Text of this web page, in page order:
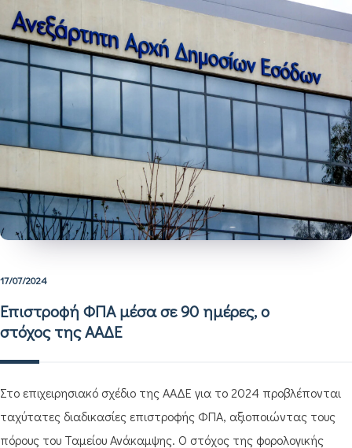
17/07/2024
Επιστροφή ΦΠΑ μέσα σε 90 ημέρες, ο
στόχος της ΑΑΔΕ
Στο επιχειρησιακό σχέδιο της ΑΑΔΕ για το 2024 προβλέπονται
ταχύτατες διαδικασίες επιστροφής ΦΠΑ, αξιοποιώντας τους
πόρους του Ταμείου Ανάκαμψης. Ο στόχος της φορολογικής